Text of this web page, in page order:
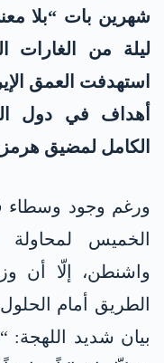
شهرين بات “بلا
ليلة من الغارات
استهدفت العمق
أهداف في دول
الكامل لمضيق
ورغم وجود
الخميس لمحاولة
واشنطن، إلّا أن
الطريق أمام
بيان شديد اللهجة: